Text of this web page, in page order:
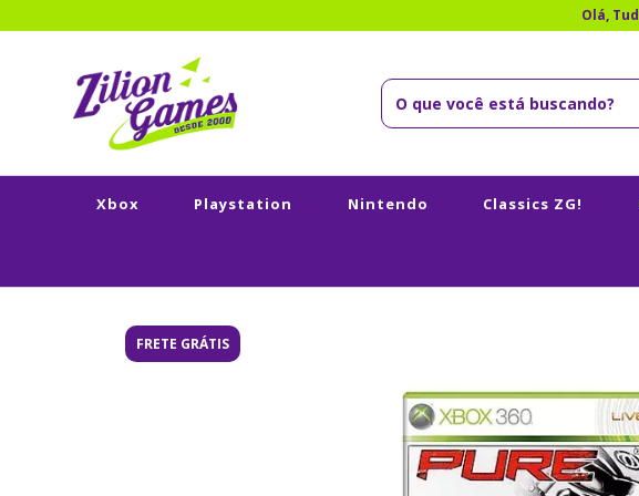
Olá,
Xbox Playstation Nintendo Classics ZG!
FRETE GRÁTIS